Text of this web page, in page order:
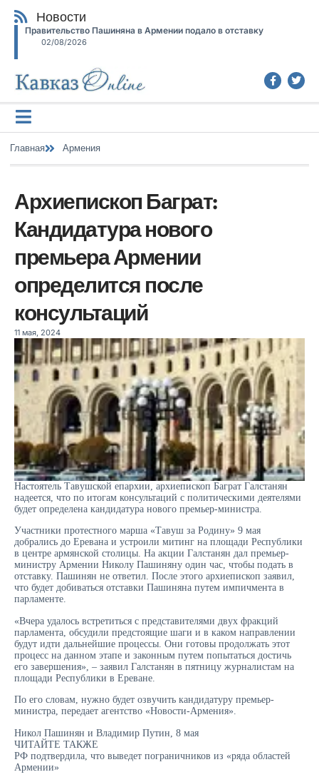
Новости
Правительство Пашиняна в Армении подало в отставку
02/08/2026
Главная Армения
Архиепископ Баграт:
Кандидатура нового
премьера Армении
определится после
консультаций
11 мая, 2024
Настоятель Тавушской епархии, архиепископ Баграт Галстанян
надеется, что по итогам консультаций с политическими деятелями
будет определена кандидатура нового премьер-министра.
Участники протестного марша «Тавуш за Родину» 9 мая
добрались до Еревана и устроили митинг на площади Республики
в центре армянской столицы. На акции Галстанян дал премьер-
министру Армении Николу Пашиняну один час, чтобы подать в
отставку. Пашинян не ответил. После этого архиепископ заявил,
что будет добиваться отставки Пашиняна путем импичмента в
парламенте.
«Вчера удалось встретиться с представителями двух фракций
парламента, обсудили предстоящие шаги и в каком направлении
будут идти дальнейшие процессы. Они готовы продолжать этот
процесс на данном этапе и законным путем попытаться достичь
его завершения», – заявил Галстанян в пятницу журналистам на
площади Республики в Ереване.
По его словам, нужно будет озвучить кандидатуру премьер-
министра, передает агентство «Новости-Армения».
Никол Пашинян и Владимир Путин, 8 мая
ЧИТАЙТЕ ТАКЖЕ
РФ подтвердила, что выведет пограничников из «ряда областей
Армении»